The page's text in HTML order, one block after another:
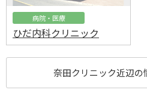
病院・医療
ひだ内科クリニック
奈田クリニック近辺の